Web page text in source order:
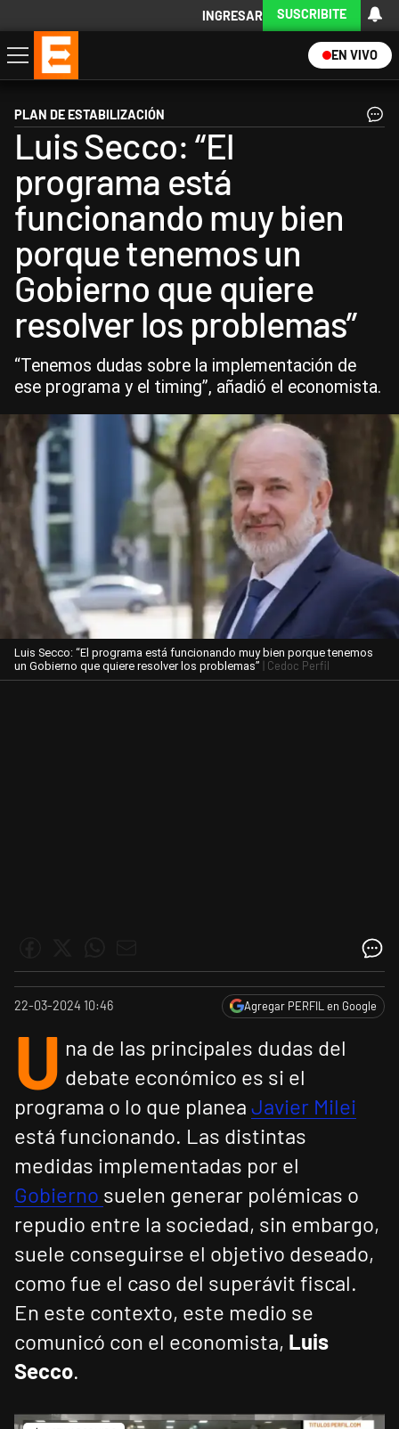
INGRESAR SUSCRIBITE
EN VIVO
Economía
Política
Internacional
Actualidad
Descargá la App
PLAN DE ESTABILIZACIÓN
Luis Secco: “El
programa está
funcionando muy bien
porque tenemos un
Gobierno que quiere
resolver los problemas”
“Tenemos dudas sobre la implementación de
ese programa y el timing”, añadió el economista.
Luis Secco: “El programa está funcionando muy bien porque tenemos
un Gobierno que quiere resolver los problemas” | Cedoc Perfil
22-03-2024 10:46 Agregar PERFIL en Google
U na de las principales dudas del
debate económico es si el
programa o lo que planea Javier Milei
está funcionando. Las distintas
medidas implementadas por el
Gobierno suelen generar polémicas o
repudio entre la sociedad, sin embargo,
suele conseguirse el objetivo deseado,
como fue el caso del superávit fiscal.
En este contexto, este medio se
comunicó con el economista, Luis
Secco.